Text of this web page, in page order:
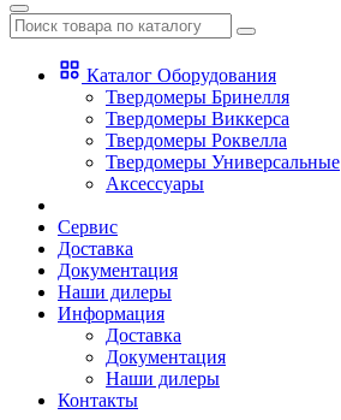
Каталог Оборудования
Твердомеры Бринелля
Твердомеры Виккерса
Твердомеры Роквелла
Твердомеры Универсальные
Аксессуары
Сервис
Доставка
Документация
Наши дилеры
Информация
Доставка
Документация
Наши дилеры
Контакты